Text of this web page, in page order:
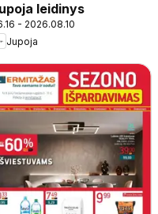
leidinys
- 2026.08.10
Jupoja